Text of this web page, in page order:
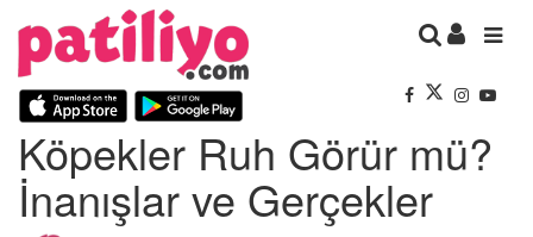
Köpekler Ruh Görür mü?
İnanışlar ve Gerçekler